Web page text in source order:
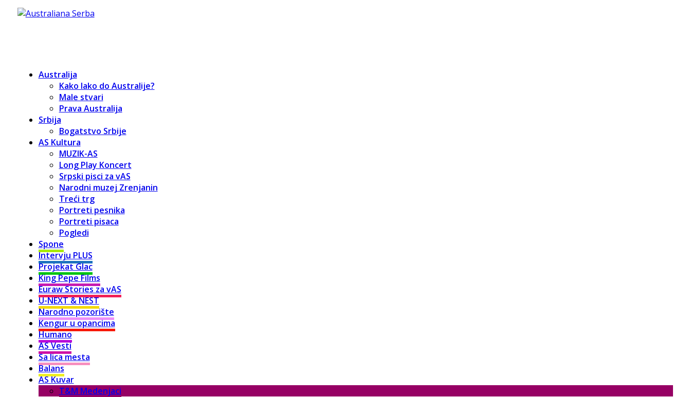
Australija
Kako lako do Australije?
Male stvari
Prava Australija
Srbija
Bogatstvo Srbije
AS Kultura
MUZIK-AS
Long Play Koncert
Srpski pisci za vAS
Narodni muzej Zrenjanin
Treći trg
Portreti pesnika
Portreti pisaca
Pogledi
Spone
Intervju PLUS
Projekat Glac
King Pepe Films
Euraw Stories za vAS
U-NEXT & NEST
Narodno pozorište
Kengur u opancima
Humano
AS Vesti
Sa lica mesta
Balans
AS Kuvar
T&M Medenjaci